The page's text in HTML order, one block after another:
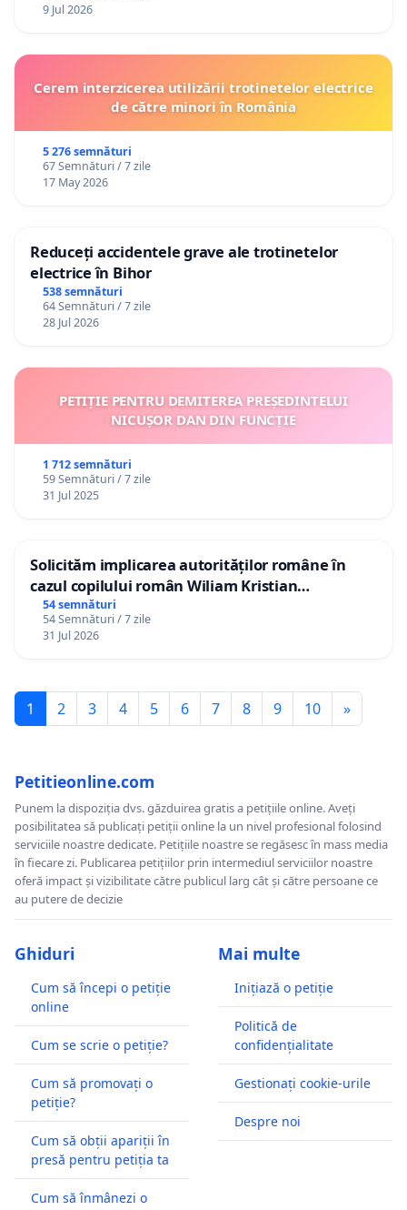
9 Jul 2026
Cerem interzicerea utilizării trotinetelor electrice
de către minori în România
5 276 semnături
67 Semnături / 7 zile
17 May 2026
Reduceți accidentele grave ale trotinetelor
electrice în Bihor
538 semnături
64 Semnături / 7 zile
28 Jul 2026
PETIȚIE PENTRU DEMITEREA PREȘEDINTELUI
NICUȘOR DAN DIN FUNCȚIE
1 712 semnături
59 Semnături / 7 zile
31 Jul 2025
Solicităm implicarea autorităților române în
cazul copilului român Wiliam Kristian
Gheorghe, aflat în plasament în Danemarca de
12 ani
54 semnături
54 Semnături / 7 zile
31 Jul 2026
1 2 3 4 5 6 7 8 9 10 »
Petitieonline.com
Punem la dispoziția dvs. găzduirea gratis a petițiile online. Aveți
posibilitatea să publicați petiții online la un nivel profesional folosind
serviciile noastre dedicate. Petițiile noastre se regăsesc în mass media
în fiecare zi. Publicarea petițiilor prin intermediul serviciilor noastre
oferă impact și vizibilitate către publicul larg cât și către persoane ce
au putere de decizie
Ghiduri
Cum să începi o petiție
online
Cum se scrie o petiție?
Cum să promovați o
petiție?
Cum să obții apariții în
presă pentru petiția ta
Cum să înmânezi o
Mai multe
Inițiază o petiție
Politică de
confidențialitate
Gestionați cookie-urile
Despre noi